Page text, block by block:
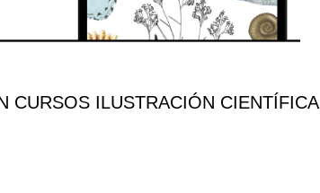
CURSOS ILUSTRACIÓN CIENTÍFICA